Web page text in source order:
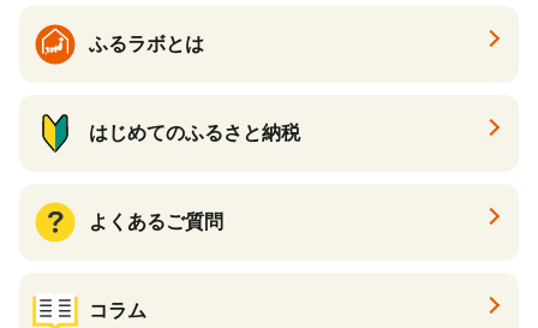
ふるラボとは
はじめてのふるさと納税
よくあるご質問
コラム